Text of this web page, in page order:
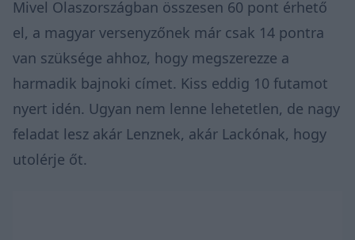
Mivel Olaszországban összesen 60 pont érhető
el, a magyar versenyzőnek már csak 14 pontra
van szüksége ahhoz, hogy megszerezze a
harmadik bajnoki címet. Kiss eddig 10 futamot
nyert idén. Ugyan nem lenne lehetetlen, de nagy
feladat lesz akár Lenznek, akár Lackónak, hogy
utolérje őt.